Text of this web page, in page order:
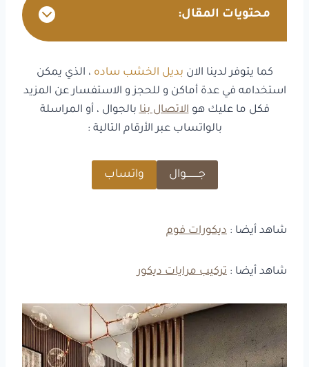
محتويات المقال:
كما يتوفر لدينا الان بديل الخشب ساده ، الذي يمكن
استخدامه في عدة أماكن و للحجز و الاستفسار عن المزيد
فكل ما عليك هوالاتصال بنابالجوال ، أو المراسلة
بالواتساب عبر الأرقام التالية :
جـــــــــوال واتساب
شاهد أيضا : ديكورات فوم
شاهد أيضا : تركيب مرايات ديكور